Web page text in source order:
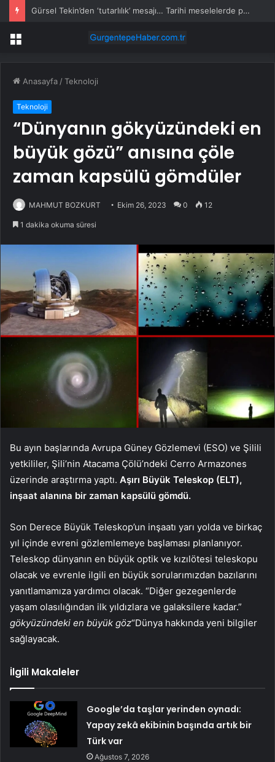
Gürsel Tekin’den ‘tutarlılık’ mesajı… Tarihi meselelerde pusula net olmalı
Menü
Anasayfa /Teknoloji
Teknoloji
“Dünyanın gökyüzündeki en
büyük gözü” anısına çöle
zaman kapsülü gömdüler
MAHMUT BOZKURT Ekim 26, 2023 0 12
1 dakika okuma süresi
Bu ayın başlarında Avrupa Güney Gözlemevi (ESO) ve Şilili
yetkililer, Şili’nin Atacama Çölü’ndeki Cerro Armazones
üzerinde araştırma yaptı. Aşırı Büyük Teleskop (ELT),
inşaat alanına bir zaman kapsülü gömdü.
Son Derece Büyük Teleskop’un inşaatı yarı yolda ve birkaç
yıl içinde evreni gözlemlemeye başlaması planlanıyor.
Teleskop dünyanın en büyük optik ve kızılötesi teleskopu
olacak ve evrenle ilgili en büyük sorularımızdan bazılarını
yanıtlamamıza yardımcı olacak. “Diğer gezegenlerde
yaşam olasılığından ilk yıldızlara ve galaksilere kadar.”
gökyüzündeki en büyük göz“Dünya hakkında yeni bilgiler
sağlayacak.
İlgili Makaleler
Google’da taşlar yerinden oynadı:
Yapay zekâ ekibinin başında artık bir
Türk var
Ağustos 7, 2026